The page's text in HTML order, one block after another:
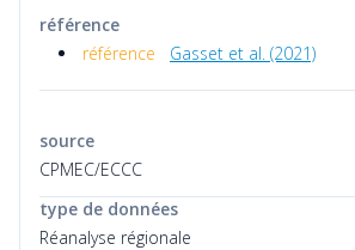
référence
référence
Gasset et al. (2021)
source
CPMEC/ECCC
type de données
Réanalyse régionale